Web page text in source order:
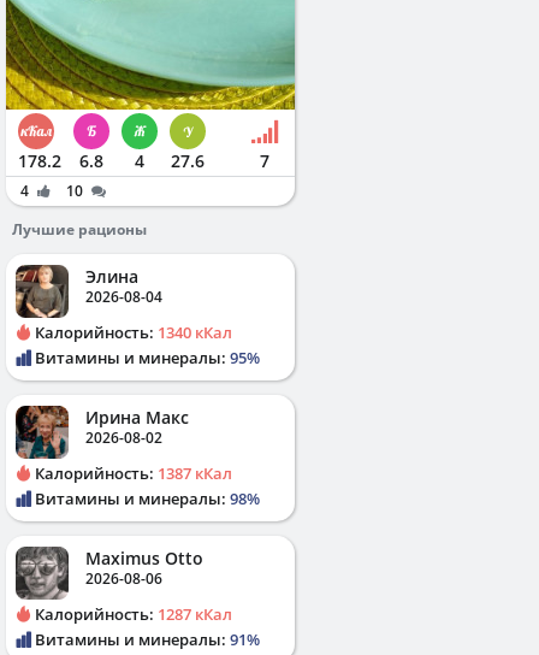
178.2 6.8 4 27.6 7
4
10
Лучшие рационы
Элина
2026-08-04
Калорийность: 1340 кКал
Витамины и минералы: 95%
Ирина Макс
2026-08-02
Калорийность: 1387 кКал
Витамины и минералы: 98%
Maximus Otto
2026-08-06
Калорийность: 1287 кКал
Витамины и минералы: 91%